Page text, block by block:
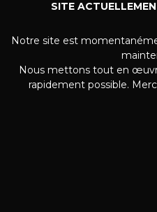
SITE
Notre site est
Nous mettons tout en
rapidement possible.